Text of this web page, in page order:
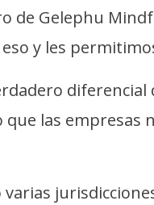
de Gelephu
y les
las empresas
varias